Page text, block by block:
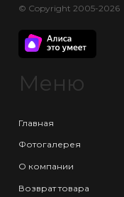
© Copyright 2005-2026
Меню
Главная
Фотогалерея
О компании
Возврат товара